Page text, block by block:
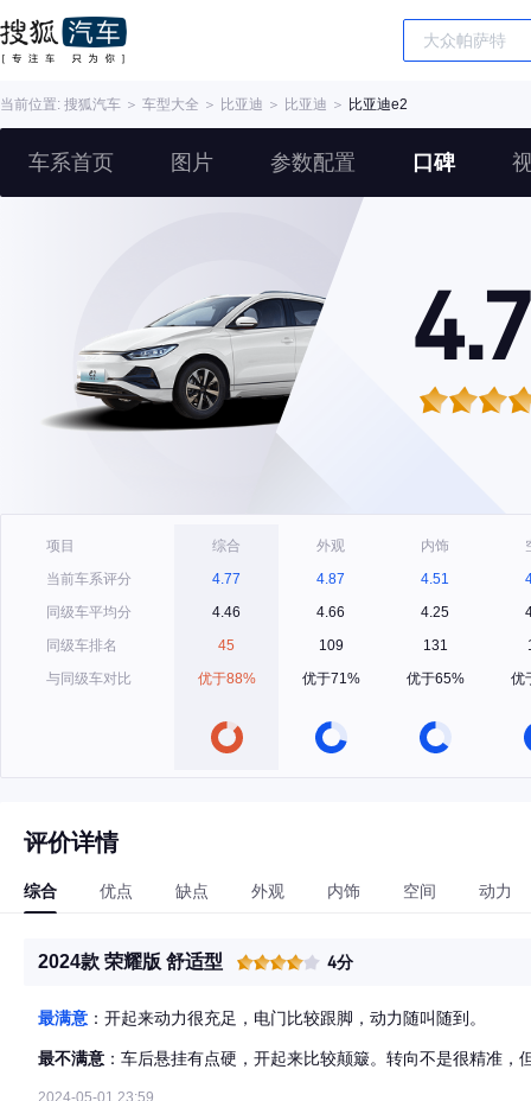
当前位置: 搜狐汽车 ＞ 车型大全 ＞ 比亚迪 ＞ 比亚迪 ＞ 比亚迪e2
车系首页 图片 参数配置 口碑
项目
当前车系评分
同级车平均分
同级车排名
与同级车对比
综合
4.77
4.46
45
优于88%
外观
4.87
4.66
109
优于71%
内饰
4.51
4.25
131
优于65%
优
评价详情
综合 优点 缺点 外观 内饰 空间 动力
2024款 荣耀版 舒适型 4分
最满意 ：开起来动力很充足，电门比较跟脚，动力随叫随到。
最不满意 ：车后悬挂有点硬，开起来比较颠簸。转向不是很精准，
2024-05-01 23:59